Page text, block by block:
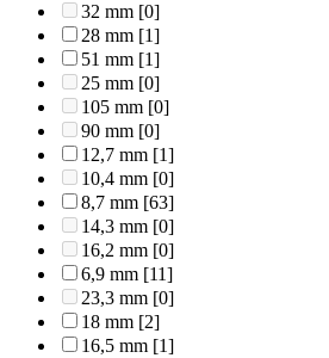
32 mm [0]
28 mm [1]
51 mm [1]
25 mm [0]
105 mm [0]
90 mm [0]
12,7 mm [1]
10,4 mm [0]
8,7 mm [63]
14,3 mm [0]
16,2 mm [0]
6,9 mm [11]
23,3 mm [0]
18 mm [2]
16,5 mm [1]